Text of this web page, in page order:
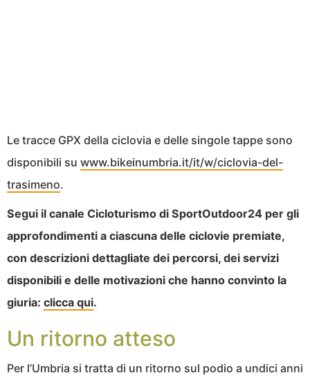
Le tracce GPX della ciclovia e delle singole tappe sono
disponibili su www.bikeinumbria.it/it/w/ciclovia-del-
trasimeno.
Segui il canale Cicloturismo di SportOutdoor24 per gli
approfondimenti a ciascuna delle ciclovie premiate,
con descrizioni dettagliate dei percorsi, dei servizi
disponibili e delle motivazioni che hanno convinto la
giuria: clicca qui.
Un ritorno atteso
Per l’Umbria si tratta di un ritorno sul podio a undici anni